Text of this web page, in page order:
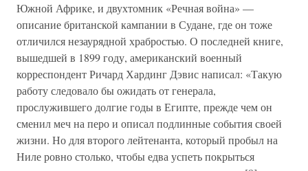
Южной Африке, и двухтомник «Речная война» —
описание британской кампании в Судане, где он тоже
отличился незаурядной храбростью. О последней книге,
вышедшей в 1899 году, американский военный
корреспондент Ричард Хардинг Дэвис написал: «Такую
работу следовало бы ожидать от генерала,
прослужившего долгие годы в Египте, прежде чем он
сменил меч на перо и описал подлинные события своей
жизни. Но для второго лейтенанта, который пробыл на
Ниле ровно столько, чтобы едва успеть покрыться